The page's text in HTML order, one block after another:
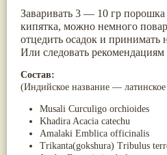
Заваривать 3 — 10 гр
кипятка, можно немного
отцедить осадок и принимать
Или следовать рекомендациям
Состав:
(Индийское название — латинское
Musali Curculigo orchioides
Khadira Acacia catechu
Amalaki Emblica officinalis
Trikanta(gokshura) Tribulus
Юстиция сосудистая/Васака(9)
Жасмин(8)
Каранджа (8)
Касторовое масло (8)
Мята(8)
Пушкара(8)